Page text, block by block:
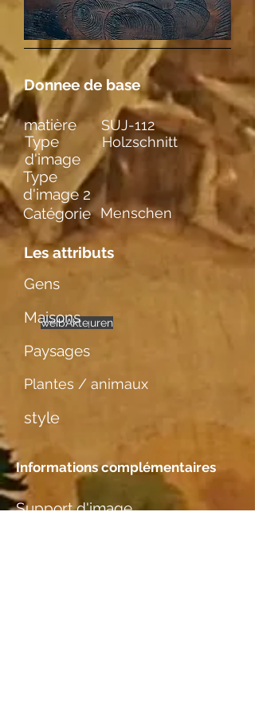
Donnee de base
Type
d'image
Holzschnitt
Type
d'image 2
Catégorie
Menschen
Les attributs
Gens
einzelne
weibl. Figuren
Akte
Maisons
Paysages
Plantes / animaux
style
Informations complémentaires
Support d'image
matière SUJ-112